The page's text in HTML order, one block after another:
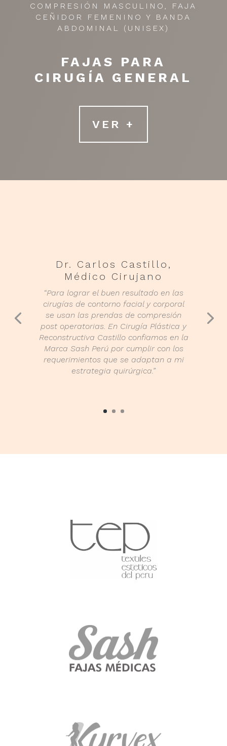
COMPRESIÓN MASCULINO, FAJA
CEÑIDOR FEMENINO Y BANDA
ABDOMINAL (UNISEX)
FAJAS PARA
CIRUGÍA GENERAL
VER +
Dr. Carlos Castillo,
Médico Cirujano
“Para lograr el buen resultado en las
cirugías de contorno facial y corporal
se usan las prendas de compresión
post operatorias. En Cirugía Plástica y
Reconstructiva Castillo confiamos en la
Marca Sash Perú por cumplir con los
requerimientos que se adaptan a mi
estrategia quirúrgica.”